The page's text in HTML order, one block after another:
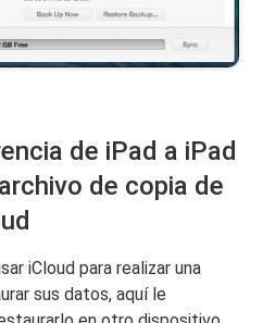
de iPad a iPad
de copia de
iCloud para realizar una
sus datos, aquí le